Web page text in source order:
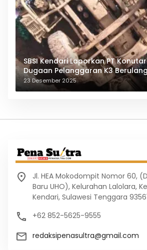
SBSI Kendari Laporkan PT
Dugaan Pelanggaran K3
23 Desember 2025
Jl. HEA Mokodompit Nomor 60,
Baru UHO), Kelurahan Lalolara,
Kendari, Sulawesi Tenggara
+62 852-5625-9555
redaksipenasultra@gmail.com